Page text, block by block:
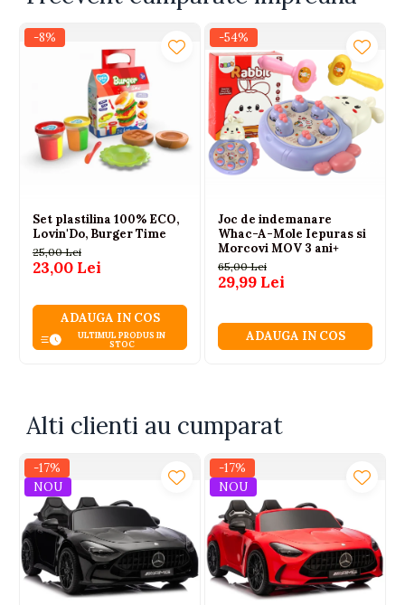
-8%
Set plastilina 100% ECO,
Lovin'Do, Burger Time
25,00 Lei
23,00 Lei
ADAUGA IN COS
ULTIMUL PRODUS IN
STOC
-54%
Joc de indemanare
Whac-A-Mole Iepuras si
Morcovi MOV 3 ani+
65,00 Lei
29,99 Lei
ADAUGA IN COS
Alti clienti au cumparat
-17%
NOU
-17%
NOU